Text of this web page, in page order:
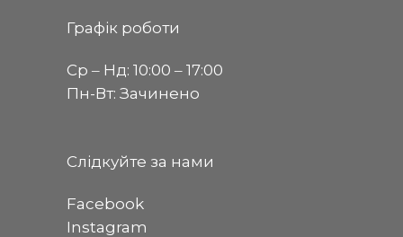
Графік роботи
Ср ‒ Нд: 10:00 ‒ 17:00
Пн-Вт: Зачинено
Слідкуйте за нами
Facebook
Instagram